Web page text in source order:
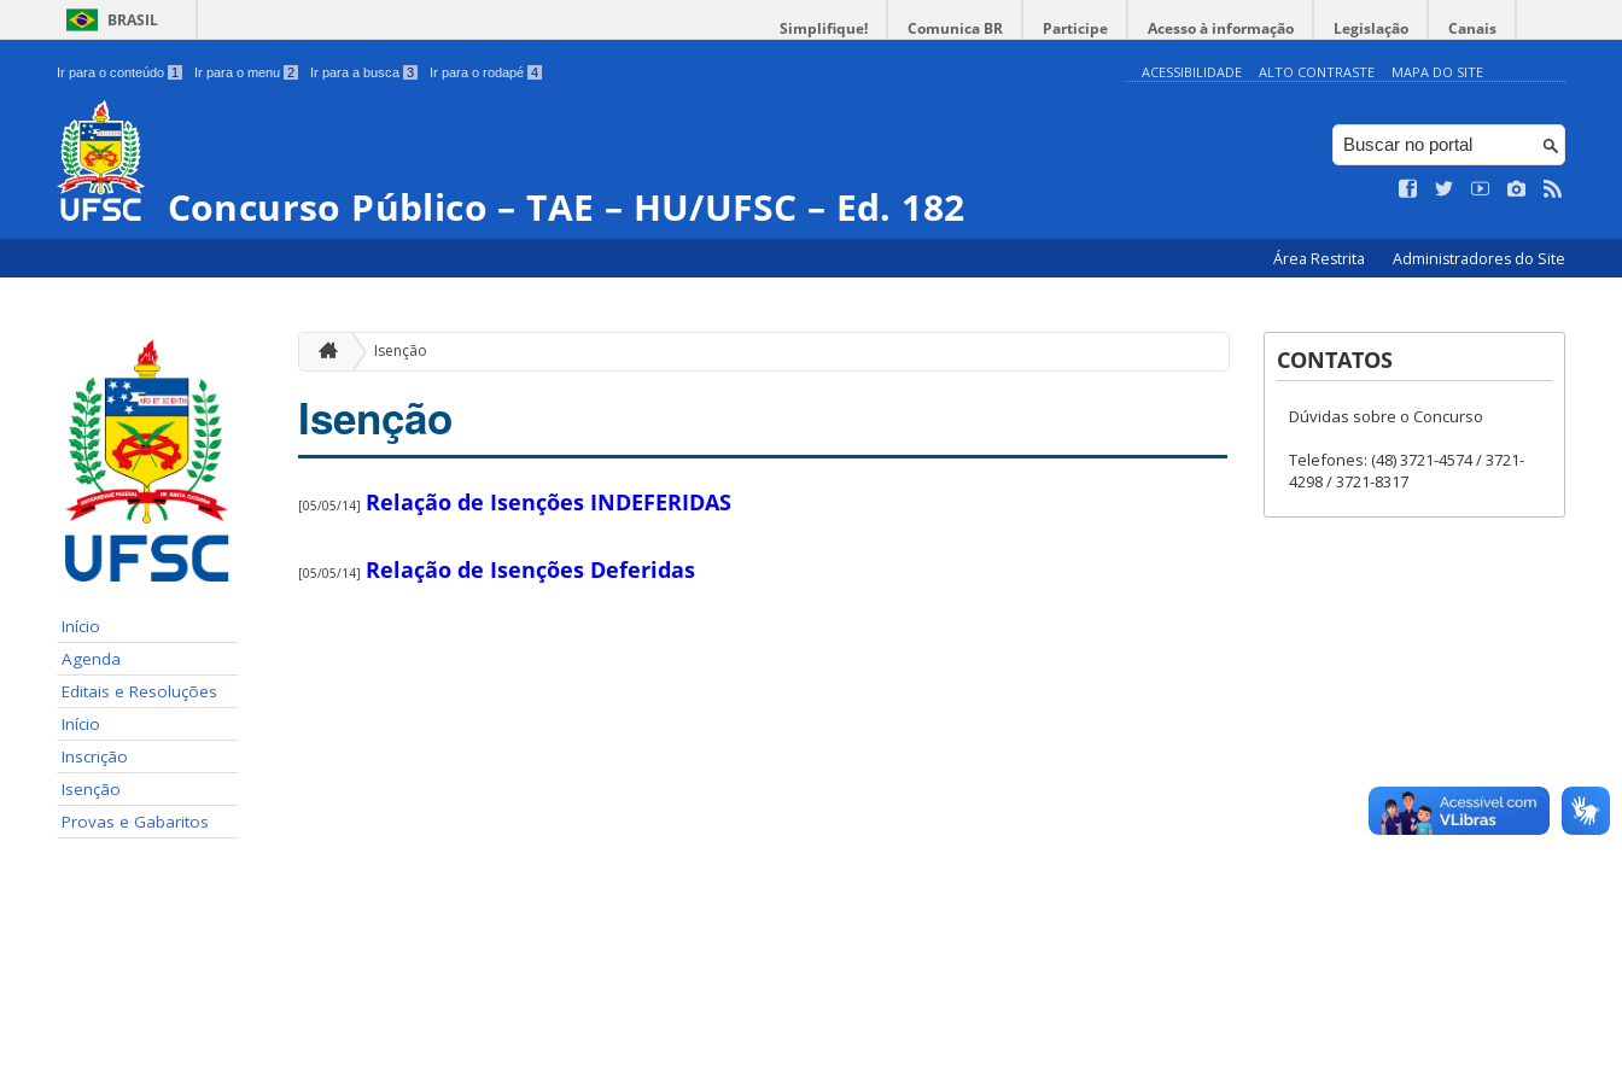
BRASIL Simplifique! Comunica BR Participe Acesso à informação Legislação Canais
Ir para o conteúdo 1 Ir para o menu 2 Ir para a busca 3 Ir para o rodapé 4 ACESSIBILIDADE ALTO CONTRASTE MAPA DO SITE
Concurso Público – TAE – HU/UFSC – Ed. 182
Área Restrita Administradores do Site
Início
Agenda
Editais e Resoluções
Início
Inscrição
Isenção
Provas e Gabaritos
Isenção
Isenção
[05/05/14] Relação de Isenções INDEFERIDAS
[05/05/14] Relação de Isenções Deferidas
CONTATOS
Dúvidas sobre o Concurso
Telefones: (48) 3721-4574 / 3721-
4298 / 3721-8317